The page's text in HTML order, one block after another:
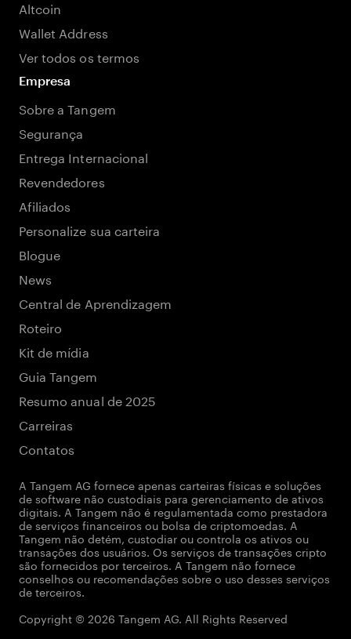
Altcoin
Wallet Address
Ver todos os termos
Empresa
Sobre a Tangem
Segurança
Entrega Internacional
Revendedores
Afiliados
Personalize sua carteira
Blogue
News
Central de Aprendizagem
Roteiro
Kit de mídia
Guia Tangem
Resumo anual de 2025
Carreiras
Contatos
A Tangem AG fornece apenas carteiras físicas e soluções
de software não custodiais para gerenciamento de ativos
digitais. A Tangem não é regulamentada como prestadora
de serviços financeiros ou bolsa de criptomoedas. A
Tangem não detém, custodiar ou controla os ativos ou
transações dos usuários. Os serviços de transações cripto
são fornecidos por terceiros. A Tangem não fornece
conselhos ou recomendações sobre o uso desses serviços
de terceiros.